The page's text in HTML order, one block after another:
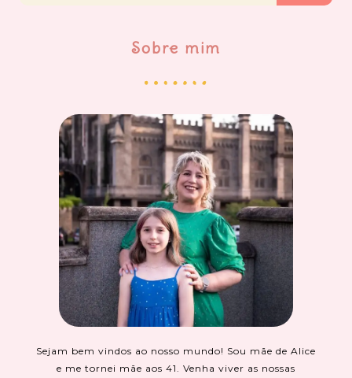
Sobre mim
Sejam bem vindos ao nosso mundo! Sou mãe de Alice
e me tornei mãe aos 41. Venha viver as nossas